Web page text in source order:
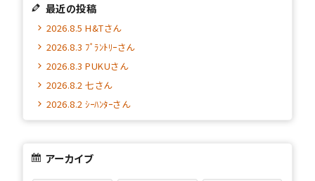
最近の投稿
2026.8.5 H&Tさん
2026.8.3 ﾌﾟﾗﾝﾄﾘｰさん
2026.8.3 PUKUさん
2026.8.2 七さん
2026.8.2 ｼｰﾊﾝﾀｰさん
アーカイブ